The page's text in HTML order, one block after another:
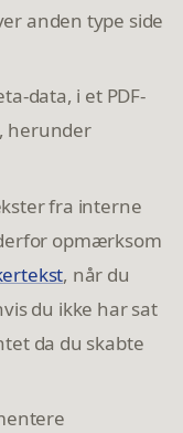
anden type side
data, i et PDF-
herunder
fra interne
opmærksom
, når du
du ikke har sat
da du skabte